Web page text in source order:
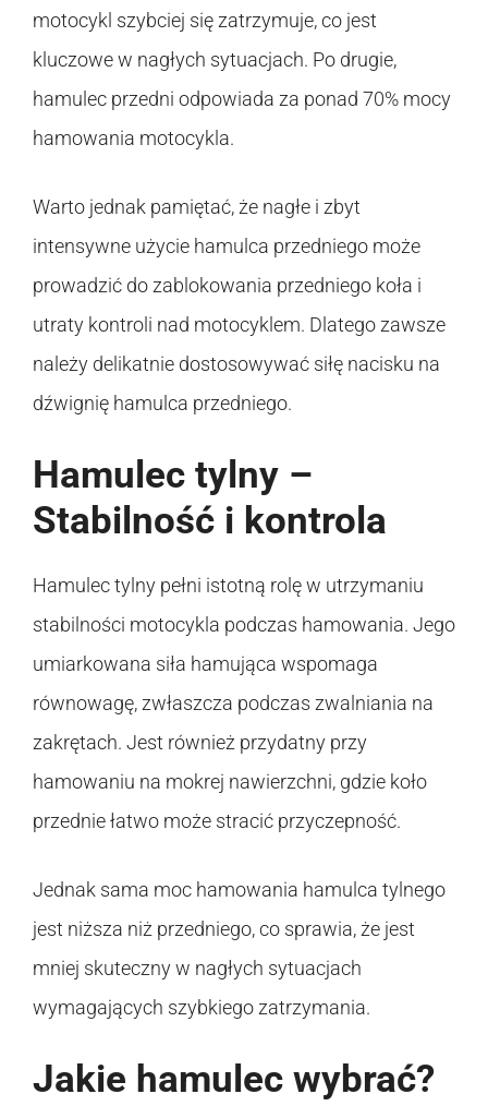
motocykl szybciej się zatrzymuje, co jest
kluczowe w nagłych sytuacjach. Po drugie,
hamulec przedni odpowiada za ponad 70% mocy
hamowania motocykla.
Warto jednak pamiętać, że nagłe i zbyt
intensywne użycie hamulca przedniego może
prowadzić do zablokowania przedniego koła i
utraty kontroli nad motocyklem. Dlatego zawsze
należy delikatnie dostosowywać siłę nacisku na
dźwignię hamulca przedniego.
Hamulec tylny –
Stabilność i kontrola
Hamulec tylny pełni istotną rolę w utrzymaniu
stabilności motocykla podczas hamowania. Jego
umiarkowana siła hamująca wspomaga
równowagę, zwłaszcza podczas zwalniania na
zakrętach. Jest również przydatny przy
hamowaniu na mokrej nawierzchni, gdzie koło
przednie łatwo może stracić przyczepność.
Jednak sama moc hamowania hamulca tylnego
jest niższa niż przedniego, co sprawia, że jest
mniej skuteczny w nagłych sytuacjach
wymagających szybkiego zatrzymania.
Jakie hamulec wybrać?